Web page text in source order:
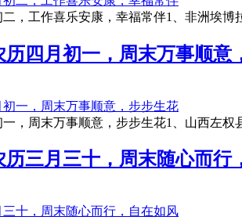
，工作喜乐安康，幸福常伴1、非洲埃
历四月初一，周末万事顺意
，周末万事顺意，步步生花1、山西左
历三月三十，周末随心而行